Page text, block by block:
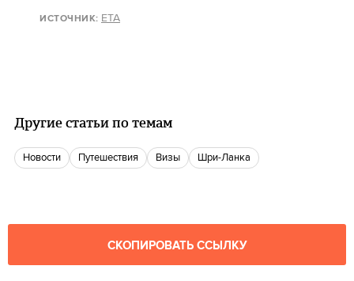
ИСТОЧНИК: ETA
Другие статьи по темам
новости путешествия Визы Шри-Ланка
СКОПИРОВАТЬ ССЫЛКУ